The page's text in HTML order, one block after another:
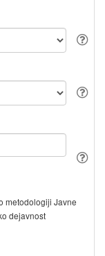
metodologiji Javne
dejavnost